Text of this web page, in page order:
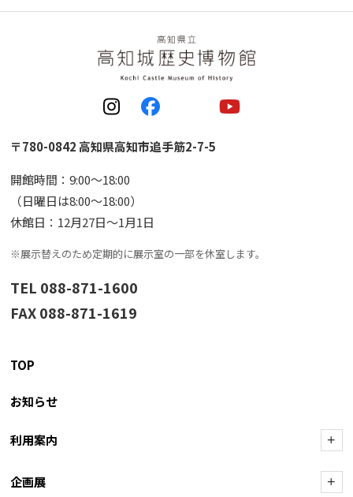
〒780-0842 高知県高知市追手筋2-7-5
開館時間：9:00〜18:00
（日曜日は8:00〜18:00）
休館日：12月27日〜1月1日
※展示替えのため定期的に展示室の一部を休室します。
TEL 088-871-1600
FAX 088-871-1619
TOP
お知らせ
利用案内 +
企画展 +